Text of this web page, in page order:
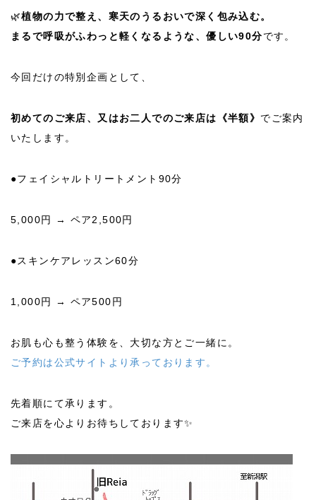
🌿植物の力で整え、寒天のうるおいで深く包み込む。
まるで呼吸がふわっと軽くなるような、優しい90分です。
今回だけの特別企画として、
初めてのご来店、又はお二人でのご来店は《半額》 でご案内
いたします。
●フェイシャルトリートメント90分
5,000円 → ペア2,500円
●スキンケアレッスン60分
1,000円 → ペア500円
お肌も心も整う体験を、大切な方とご一緒に。
ご予約は公式サイトより承っております。
先着順にて承ります。
ご来店を心よりお待ちしております✨